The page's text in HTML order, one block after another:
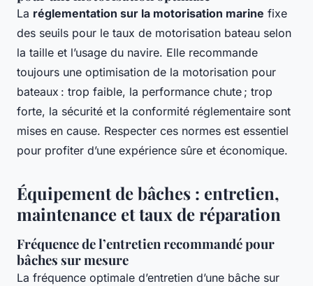
La réglementation sur la motorisation marine fixe
des seuils pour le taux de motorisation bateau selon
la taille et l’usage du navire. Elle recommande
toujours une optimisation de la motorisation pour
bateaux : trop faible, la performance chute ; trop
forte, la sécurité et la conformité réglementaire sont
mises en cause. Respecter ces normes est essentiel
pour profiter d’une expérience sûre et économique.
Équipement de bâches : entretien,
maintenance et taux de réparation
Fréquence de l’entretien recommandé pour
bâches sur mesure
La fréquence optimale d’entretien d’une bâche sur